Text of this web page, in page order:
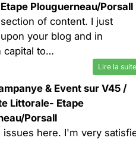
Plouguerneau/Porsall
of content. I just
your blog and in
capital to…
Lire la suite
& Event sur V45 /
Littorale- Etape
Porsall
issues here. I'm very